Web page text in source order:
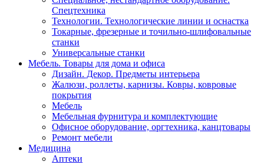
Спецтехника
Технологии. Технологические линии и оснастка
Токарные, фрезерные и точильно-шлифовальные
станки
Универсальные станки
Мебель. Товары для дома и офиса
Дизайн. Декор. Предметы интерьера
Жалюзи, роллеты, карнизы. Ковры, ковровые
покрытия
Мебель
Мебельная фурнитура и комплектующие
Офисное оборудование, оргтехника, канцтовары
Ремонт мебели
Медицина
Аптеки